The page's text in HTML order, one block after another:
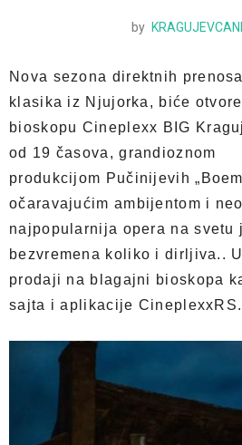
by
Nova sezona direktnih
klasika iz Njujorka, biće
bioskopu Cineplexx BIG
od 19 časova, grandioznom
produkcijom Pučinijevih
očaravajućim ambijentom i
najpopularnija opera na svetu
bezvremena koliko i dirljiva..
prodaji na blagajni bioskopa
sajta i aplikacije CineplexxRS.